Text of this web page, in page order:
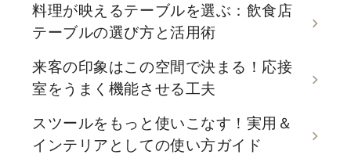
料理が映えるテーブルを選ぶ：飲食店
テーブルの選び方と活用術
来客の印象はこの空間で決まる！応接
室をうまく機能させる工夫
スツールをもっと使いこなす！実用＆
インテリアとしての使い方ガイド